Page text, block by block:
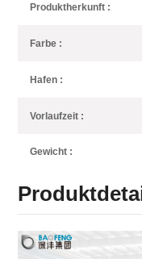
Produktherkunft :
Farbe :
Hafen :
Vorlaufzeit :
Gewicht :